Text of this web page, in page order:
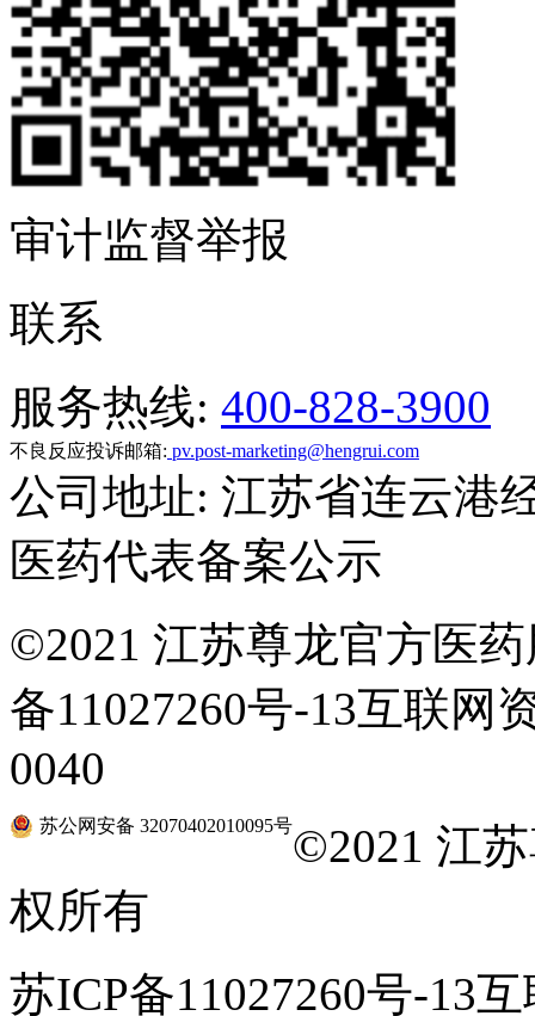
审计监督举报
联系
服务热线: 400-828-3900
不良反应投诉邮箱: pv.post-marketing@hengrui.com
公司地址: 江苏省连云港
医药代表备案公示
©2021 江苏尊龙官方医
备11027260号-13互联网
0040
苏公网安备 32070402010095号©2021 江
权所有
苏ICP备11027260号-13